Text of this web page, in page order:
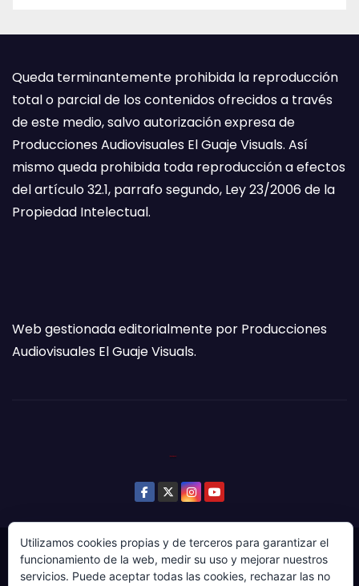
Queda terminantemente prohibida la reproducción
total o parcial de los contenidos ofrecidos a través
de este medio, salvo autorización expresa de
Producciones Audiovisuales El Guaje Visuals. Así
mismo queda prohibida toda reproducción a efectos
del artículo 32.1, parrafo segundo, Ley 23/2006 de la
Propiedad Intelectual.
Web gestionada editorialmente por Producciones
Audiovisuales El Guaje Visuals.
© Copyright 2024. Todos los derechos reservados.
Web gestionada por Producciones Audiovisuales El
Utilizamos cookies propias y de terceros para garantizar el
funcionamiento de la web, medir su uso y mejorar nuestros
servicios. Puede aceptar todas las cookies, rechazar las no